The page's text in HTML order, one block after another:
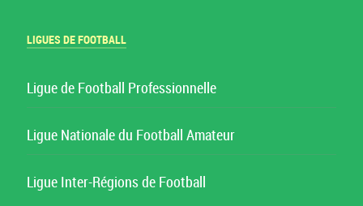
LIGUES DE FOOTBALL
Ligue de Football Professionnelle
Ligue Nationale du Football Amateur
Ligue Inter-Régions de Football